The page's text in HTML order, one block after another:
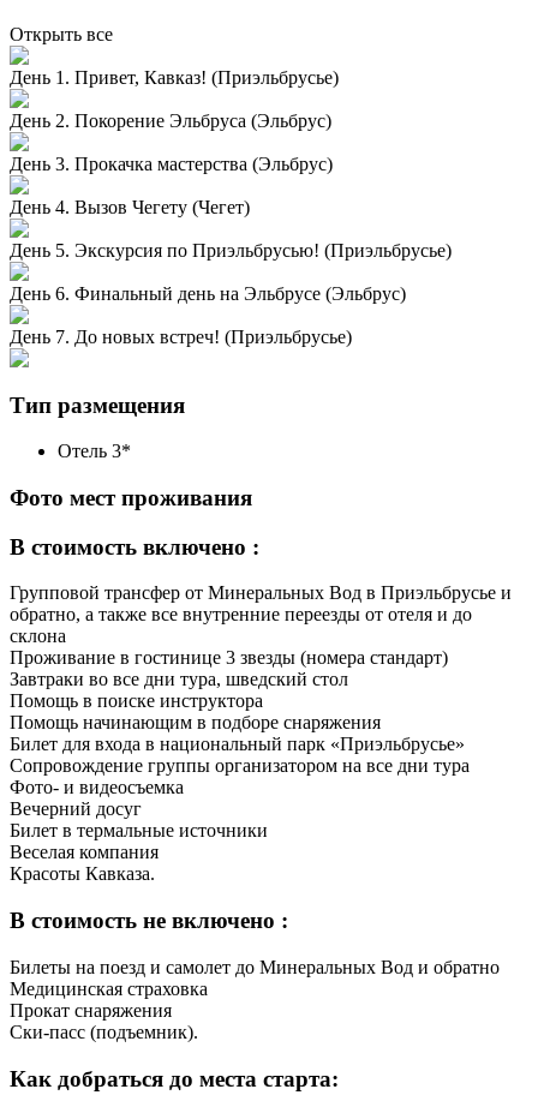
Открыть все
День 1. Привет, Кавказ! (Приэльбрусье)
День 2. Покорение Эльбруса (Эльбрус)
День 3. Прокачка мастерства (Эльбрус)
День 4. Вызов Чегету (Чегет)
День 5. Экскурсия по Приэльбрусью! (Приэльбрусье)
День 6. Финальный день на Эльбрусе (Эльбрус)
День 7. До новых встреч! (Приэльбрусье)
Тип размещения
Отель 3*
Фото мест проживания
В стоимость включено :
Групповой трансфер от Минеральных Вод в Приэльбрусье и
обратно, а также все внутренние переезды от отеля и до
склона
Проживание в гостинице 3 звезды (номера стандарт)
Завтраки во все дни тура, шведский стол
Помощь в поиске инструктора
Помощь начинающим в подборе снаряжения
Билет для входа в национальный парк «Приэльбрусье»
Сопровождение группы организатором на все дни тура
Фото- и видеосъемка
Вечерний досуг
Билет в термальные источники
Веселая компания
Красоты Кавказа.
В стоимость не включено :
Билеты на поезд и самолет до Минеральных Вод и обратно
Медицинская страховка
Прокат снаряжения
Ски-пасс (подъемник).
Как добраться до места старта: